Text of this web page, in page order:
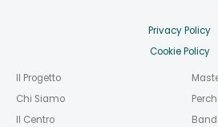
Privacy Policy
Cookie Policy
Il Progetto
Chi Siamo
Il Centro